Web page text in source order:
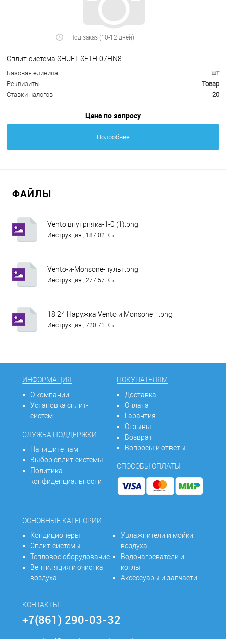
Под заказ (10-12 дней)
Сплит-система SHUFT SFTH-07HN8
Базовая единица
шт
Реквизиты
Товар
Ставки налогов
20
Цена по запросу
Подробнее
ФАЙЛЫ
Vento внутрняка-1-0 (1).png
Инструкция , 187.02 КБ
Vento-и-Monsone-пульт.png
Инструкция , 277.57 КБ
18 24 Наружка Vento и Monsone__.png
Инструкция , 720.71 КБ
ИНФОРМАЦИЯ
О компании
Установка сплит-
систем
СЛУЖБА ПОДДЕРЖКИ
Напишите нам
Выбор сплит-системы
Политика
конфиденциальности
ПОКУПАТЕЛЯМ
Доставка
Оплата
Гарантия
Отзывы
Возврат
Вопросы и ответы
СПОСОБЫ ОПЛАТЫ
ОСНОВНЫЕ КАТЕГОРИИ
Кондиционеры
Сплит-системы
Тепловое оборудование
Вентиляция и очистка
воздуха
Увлажнители и мойки
воздуха
Водонагреватели и
котлы
Аксессуары и запчасти
КОНТАКТЫ
+7(861) 290-03-32